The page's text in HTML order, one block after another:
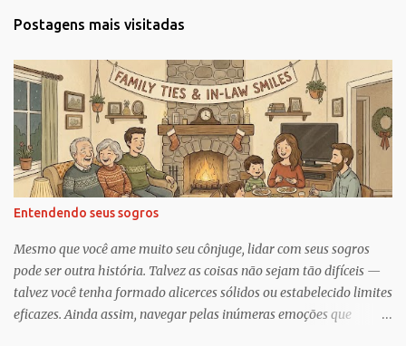
r
i
o
s
Postagens mais visitadas
Entendendo seus sogros
Mesmo que você ame muito seu cônjuge, lidar com seus sogros
pode ser outra história. Talvez as coisas não sejam tão difíceis —
talvez você tenha formado alicerces sólidos ou estabelecido limites
eficazes. Ainda assim, navegar pelas inúmeras emoções que